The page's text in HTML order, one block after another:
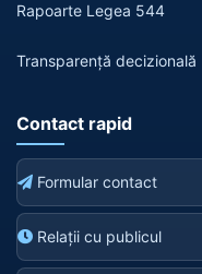
Rapoarte Legea 544
Transparență decizională
Contact rapid
Formular contact
Relații cu publicul